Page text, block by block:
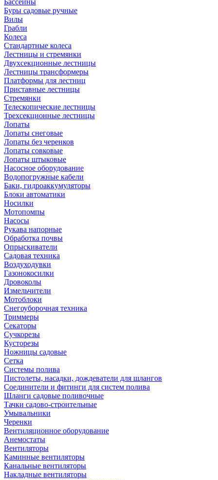
Бассейны
Буры садовые ручные
Вилы
Грабли
Колеса
Стандартные колеса
Лестницы и стремянки
Двухсекционные лестницы
Лестницы трансформеры
Платформы для лестниц
Приставные лестницы
Стремянки
Телескопические лестницы
Трехсекционные лестницы
Лопаты
Лопаты снеговые
Лопаты без черенков
Лопаты совковые
Лопаты штыковые
Насосное оборудование
Водопогружные кабели
Баки, гидроаккумуляторы
Блоки автоматики
Носилки
Мотопомпы
Насосы
Рукава напорные
Обработка почвы
Опрыскиватели
Садовая техника
Воздуходувки
Газонокосилки
Дровоколы
Измельчители
Мотоблоки
Снегоуборочная техника
Триммеры
Секаторы
Сучкорезы
Кусторезы
Ножницы садовые
Сетка
Системы полива
Пистолеты, насадки, дождеватели для шлангов
Соединители и фитинги для систем полива
Шланги садовые поливочные
Тачки садово-строительные
Умывальники
Черенки
Вентиляционное оборудование
Анемостаты
Вентиляторы
Каминные вентиляторы
Канальные вентиляторы
Накладные вентиляторы